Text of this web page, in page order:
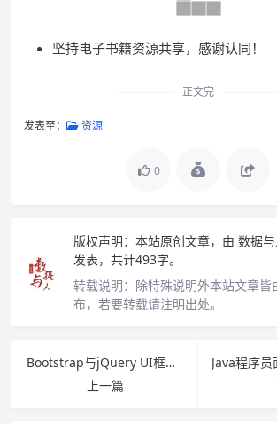
坚持电子书籍资源共享，感谢认同！
正文完
发表至： 资源
0
版权声明： 本站原创文章，由 数据
发表，共计493字。
转载说明： 除特殊说明外本站文章皆
布，若要转载请注明出处。
Bootstrap与jQuery UI框架设计 PDF下载
上一篇